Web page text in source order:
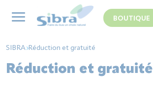
BOUTIQUE
SIBRA Réduction et gratuité
Réduction et gratuité
Panneau de gestion des cookies